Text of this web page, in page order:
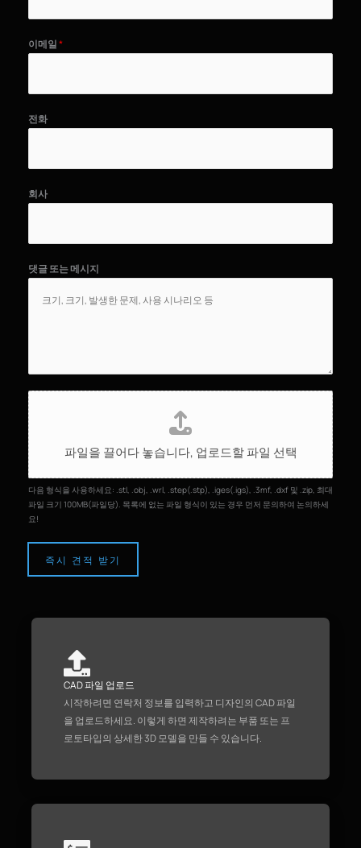
CAD 파일 업로드
시작하려면 연락처 정보를 입력하고 디자인의 CAD 파일
을 업로드하세요. 이렇게 하면 제작하려는 부품 또는 프
로토타입의 상세한 3D 모델을 만들 수 있습니다.
이메일*
전화
회사
댓글 또는 메시지
파
일
업
로
드
파일을 끌어다 놓습니다, 업로드할 파일 선택
다음 형식을 사용하세요: .stl, .obj, .wrl, .step(.stp), .iges(.igs), .3mf, .dxf 및 .zip, 최대
파일 크기 100MB(파일당). 목록에 없는 파일 형식이 있는 경우 먼저 문의하여 논의하세
요!
즉시 견적 받기